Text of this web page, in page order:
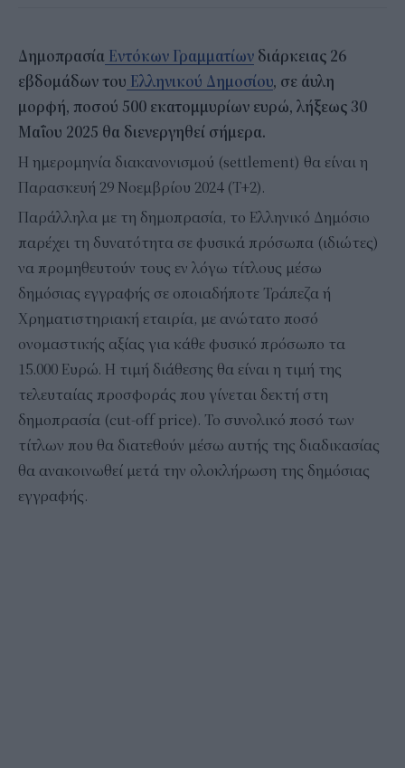
Δημοπρασία Εντόκων Γραμματίων διάρκειας 26
εβδομάδων του Ελληνικού Δημοσίου, σε άυλη
μορφή, ποσού 500 εκατομμυρίων ευρώ, λήξεως 30
Μαΐου 2025 θα διενεργηθεί σήμερα.
Η ημερομηνία διακανονισμού (settlement) θα είναι η
Παρασκευή 29 Νοεμβρίου 2024 (Τ+2).
Παράλληλα με τη δημοπρασία, το Ελληνικό Δημόσιο
παρέχει τη δυνατότητα σε φυσικά πρόσωπα (ιδιώτες)
να προμηθευτούν τους εν λόγω τίτλους μέσω
δημόσιας εγγραφής σε οποιαδήποτε Τράπεζα ή
Χρηματιστηριακή εταιρία, με ανώτατο ποσό
ονομαστικής αξίας για κάθε φυσικό πρόσωπο τα
15.000 Ευρώ. Η τιμή διάθεσης θα είναι η τιμή της
τελευταίας προσφοράς που γίνεται δεκτή στη
δημοπρασία (cut-off price). Το συνολικό ποσό των
τίτλων που θα διατεθούν μέσω αυτής της διαδικασίας
θα ανακοινωθεί μετά την ολοκλήρωση της δημόσιας
εγγραφής.